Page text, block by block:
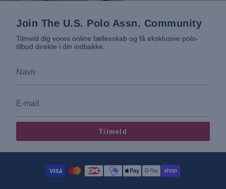
Join The U.S. Polo Assn. Community
Tilmeld dig vores online fællesskab og få eksklusive polo-
tilbud direkte i din indbakke.
Tilmeld